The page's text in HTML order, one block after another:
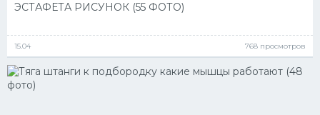
ЭСТАФЕТА РИСУНОК (55 ФОТО)
15.04 768 просмотров